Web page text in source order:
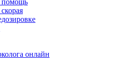
помощь
онлайн